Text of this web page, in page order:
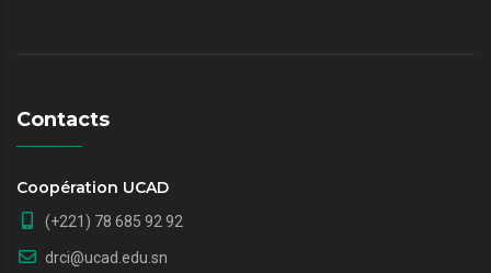
Contacts
Coopération UCAD
(+221) 78 685 92 92
drci@ucad.edu.sn